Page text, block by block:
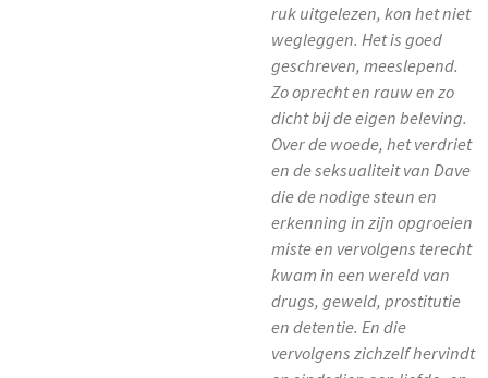
ruk uitgelezen, kon het niet
wegleggen. Het is goed
geschreven, meeslepend.
Zo oprecht en rauw en zo
dicht bij de eigen beleving.
Over de woede, het verdriet
en de seksualiteit van Dave
die de nodige steun en
erkenning in zijn opgroeien
miste en vervolgens terecht
kwam in een wereld van
drugs, geweld, prostitutie
en detentie. En die
vervolgens zichzelf hervindt